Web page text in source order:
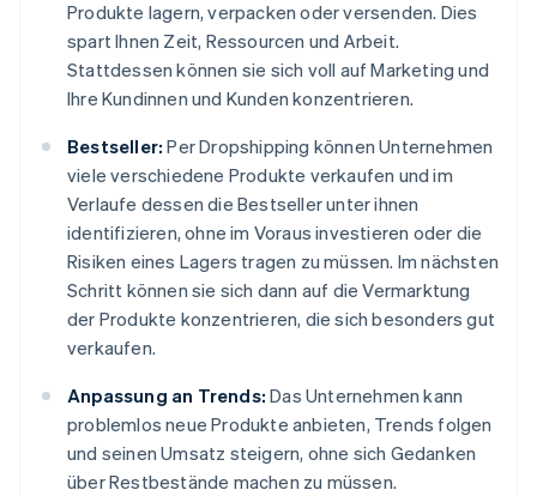
Produkte lagern, verpacken oder versenden. Dies
spart Ihnen Zeit, Ressourcen und Arbeit.
Stattdessen können sie sich voll auf Marketing und
Ihre Kundinnen und Kunden konzentrieren.
Bestseller: Per Dropshipping können Unternehmen
viele verschiedene Produkte verkaufen und im
Verlaufe dessen die Bestseller unter ihnen
identifizieren, ohne im Voraus investieren oder die
Risiken eines Lagers tragen zu müssen. Im nächsten
Schritt können sie sich dann auf die Vermarktung
der Produkte konzentrieren, die sich besonders gut
verkaufen.
Anpassung an Trends: Das Unternehmen kann
problemlos neue Produkte anbieten, Trends folgen
und seinen Umsatz steigern, ohne sich Gedanken
über Restbestände machen zu müssen.